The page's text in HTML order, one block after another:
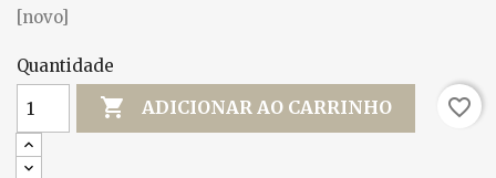
[novo]
Quantidade
 ADICIONAR AO CARRINHO favorite_border